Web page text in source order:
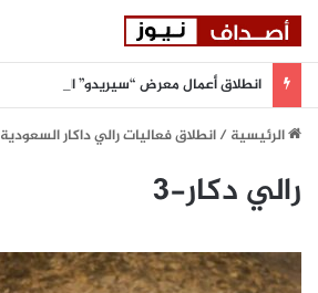
الرئيسية/انطلاق فعاليات رالي داكار السعودية
رالي دكار-٣